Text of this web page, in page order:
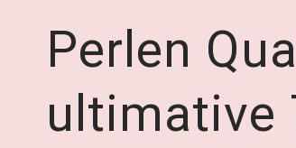
Perlen
ultimative